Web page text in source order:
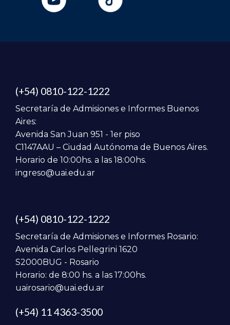
(+54) 0810-122-1222
Secretaría de Admisiones e Informes Buenos
Aires:
Avenida San Juan 951 - 1er piso
C1147AAU – Ciudad Autónoma de Buenos Aires.
Horario de 10:00hs. a las 18:00hs.
ingreso@uai.edu.ar
(+54) 0810-122-1222
Secretaría de Admisiones e Informes Rosario:
Avenida Carlos Pellegrini 1620
S2000BUG - Rosario
Horario: de 8:00 hs. a las 17:00hs.
uairosario@uai.edu.ar
(+54) 11 4363-3500